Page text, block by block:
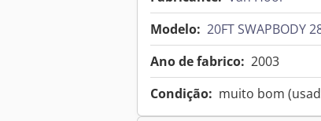
Modelo: 20FT SWAPBODY
Ano de fabrico: 2003
Condição: muito bom